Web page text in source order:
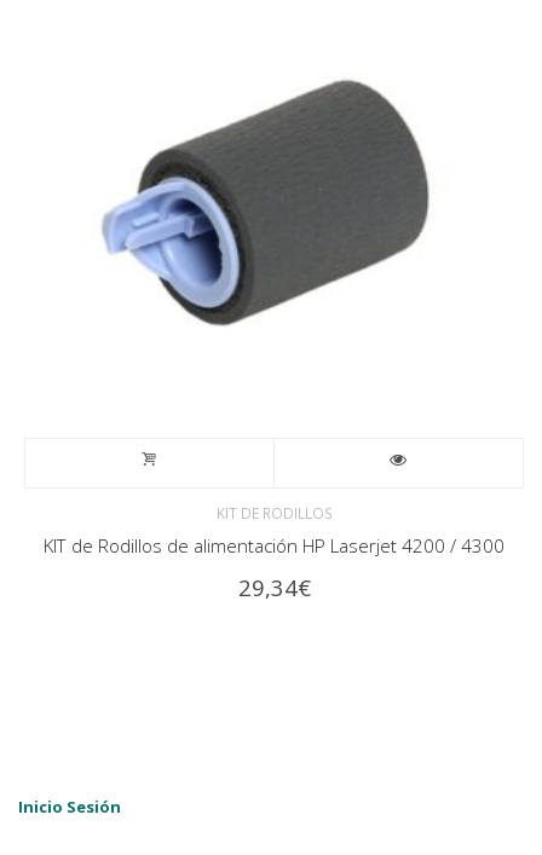
KIT DE RODILLOS
KIT de Rodillos de alimentación HP Laserjet 4200 / 4300
29,34€
Inicio Sesión